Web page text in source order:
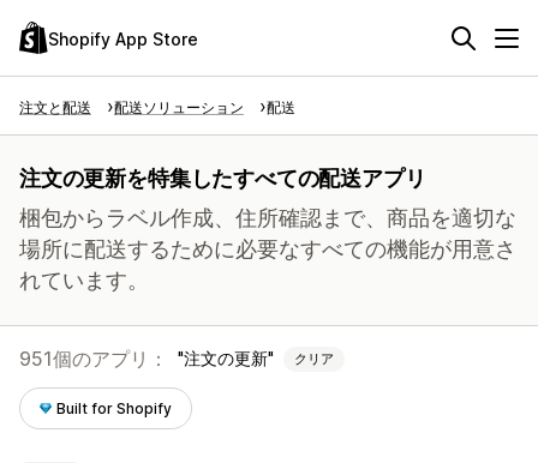
Shopify App Store
注文と配送 配送ソリューション 配送
注文の更新を特集したすべての配送アプリ
梱包からラベル作成、住所確認まで、商品を適切な
場所に配送するために必要なすべての機能が用意さ
れています。
951個のアプリ： 注文の更新 クリア
Built for Shopify